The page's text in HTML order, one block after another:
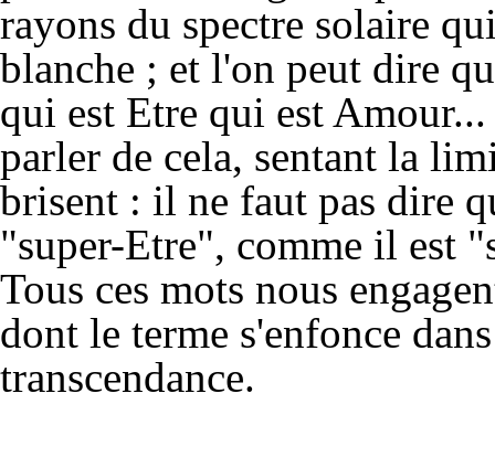
rayons du spectre solaire
blanche ; et l'on peut dire
qui est Etre qui est
parler de cela, sentant la
brisent : il ne faut pas dire
"super-Etre", comme il est
Tous ces mots nous
dont le terme s'enfonce
transcendance.